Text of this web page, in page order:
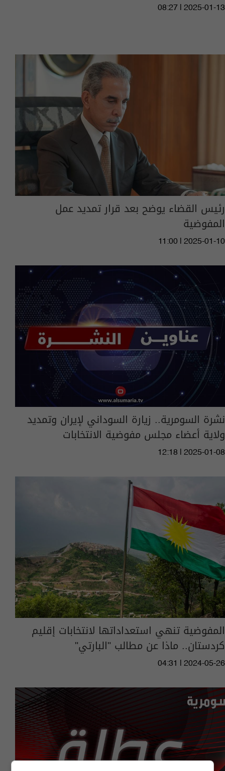
08:27 | 2025-01-13
رئيس القضاء يوضح بعد قرار تمديد عمل
المفوضية
11:00 | 2025-01-10
نشرة السومرية.. زيارة السوداني لإيران وتمديد
ولاية أعضاء مجلس مفوضية الانتخابات
12:18 | 2025-01-08
المفوضية تنهي استعداداتها لانتخابات إقليم
كردستان.. ماذا عن مطالب "البارتي"
04:31 | 2024-05-26